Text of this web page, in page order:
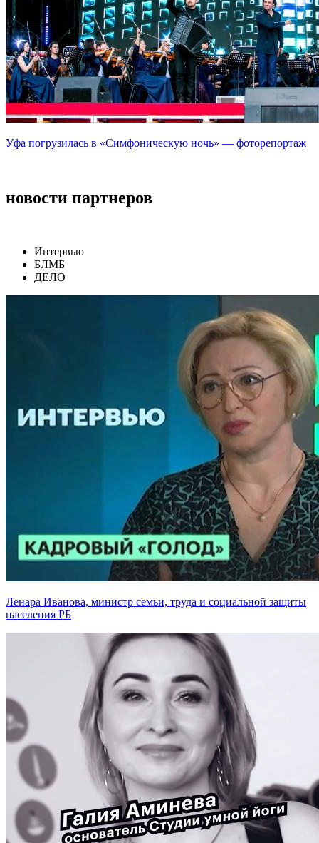
Уфа погрузилась в «Симфоническую ночь» — фоторепортаж
новости партнеров
Интервью
БЛМБ
ДЕЛО
Ленара Иванова, министр семьи, труда и социальной защиты
населения РБ